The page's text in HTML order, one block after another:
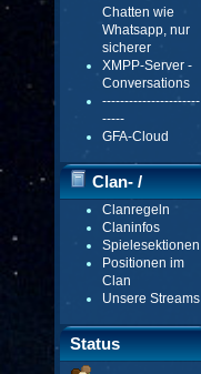
Chatten wie
Whatsapp, nur
sicherer
XMPP-Server -
Conversations
----------------------
-----
GFA-Cloud
Clan- /
Gildenmenü
Clanregeln
Claninfos
Spielesektionen
Positionen im
Clan
Unsere Streams
Status